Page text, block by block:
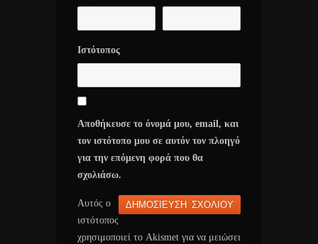
Ιστότοπος
Αποθήκευσε το όνομά μου, email, και
τον ιστότοπο μου σε αυτόν τον πλοηγό
για την επόμενη φορά που θα
σχολιάσω.
Αυτός ο
ιστότοπος
χρησιμοποιεί το Akismet για να μειώσει